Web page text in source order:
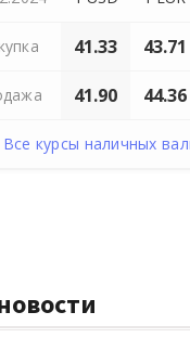
41.33 43.71
41.90 44.36
Все курсы наличных